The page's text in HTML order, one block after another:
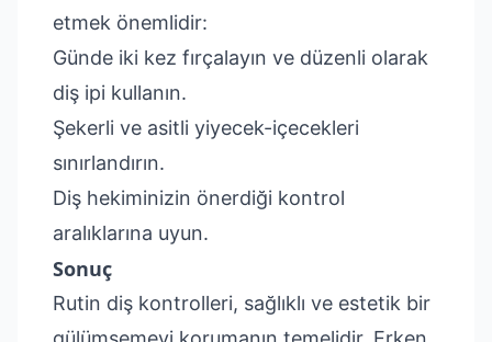
etmek önemlidir:
Günde iki kez fırçalayın ve düzenli olarak
diş ipi kullanın.
Şekerli ve asitli yiyecek-içecekleri
sınırlandırın.
Diş hekiminizin önerdiği kontrol
aralıklarına uyun.
Sonuç
Rutin diş kontrolleri, sağlıklı ve estetik bir